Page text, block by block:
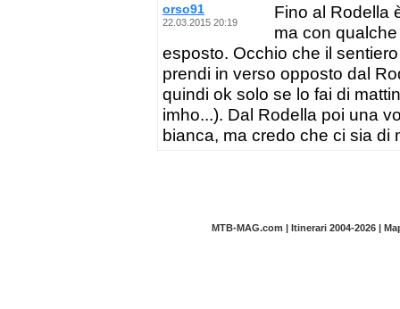
orso91
22.03.2015 20:19
Fino al Rodella
ma con
esposto. Occhio che il
prendi in verso opposto dal
quindi ok solo se lo fai di
imho...). Dal Rodella poi una
bianca, ma credo che ci sia di
MTB-MAG.com | Itinerari 2004-2026 |